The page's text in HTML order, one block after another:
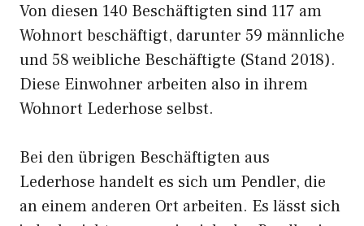
Von diesen 140 Beschäftigten sind 117 am
Wohnort beschäftigt, darunter 59 männliche
und 58 weibliche Beschäftigte (Stand 2018).
Diese Einwohner arbeiten also in ihrem
Wohnort Lederhose selbst.
Bei den übrigen Beschäftigten aus
Lederhose handelt es sich um Pendler, die
an einem anderen Ort arbeiten. Es lässt sich